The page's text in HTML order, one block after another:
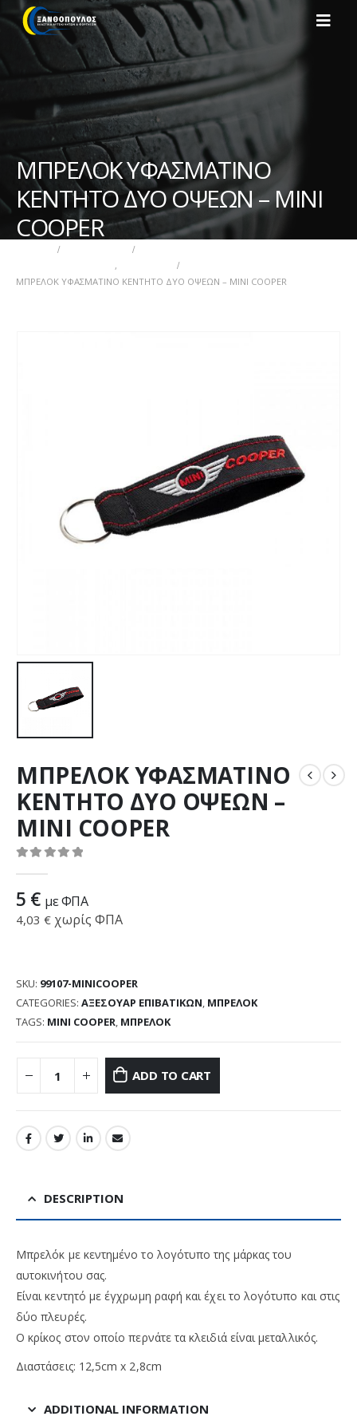
ΜΠΡΕΛΟΚ ΥΦΑΣΜΑΤΙΝΟ
ΚΕΝΤΗΤΟ ΔΥΟ ΟΨΕΩΝ – MINI
COOPER
,
ΜΠΡΕΛΟΚ ΥΦΑΣΜΑΤΙΝΟ ΚΕΝΤΗΤΟ ΔΥΟ ΟΨΕΩΝ – MINI COOPER
ΜΠΡΕΛΟΚ ΥΦΑΣΜΑΤΙΝΟ
ΚΕΝΤΗΤΟ ΔΥΟ ΟΨΕΩΝ –
MINI COOPER
5 € με ΦΠΑ
4,03 € χωρίς ΦΠΑ
SKU: 99107-MINICOOPER
CATEGORIES: ΑΞΕΣΟΥΑΡ ΕΠΙΒΑΤΙΚΩΝ, ΜΠΡΕΛΟΚ
TAGS: MINI COOPER ΜΠΡΕΛΟΚ
ADD TO CART
DESCRIPTION
Μπρελόκ με κεντημένο το λογότυπο της μάρκας του
αυτοκινήτου σας.
Είναι κεντητό με έγχρωμη ραφή και έχει το λογότυπο και στις
δύο πλευρές.
Ο κρίκος στον οποίο περνάτε τα κλειδιά είναι μεταλλικός.
Διαστάσεις: 12,5cm x 2,8cm
ADDITIONAL INFORMATION